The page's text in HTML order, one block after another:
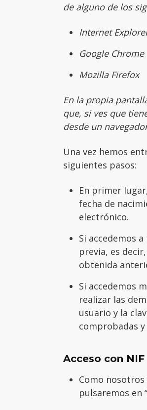
de alguno de los
Internet
Google Chrome
Mozilla Firefox
En la propia
que, si ves que
desde un
Una vez hemos
siguientes pasos:
En primer
fecha de
electrónico.
Si accedemos
previa, es
obtenida
Si accedemos
realizar las
usuario y la
comprobadas y
Acceso con NIF
Como
pulsaremos en “